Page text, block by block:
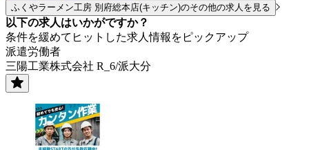
ふくやラーメン工房 別府総本店(キッチン)のその他の求人を見る
以下の求人はいかがですか？
条件を緩めてヒットした求人情報をピックアップ
派遣労働者
三陽工業株式会社 R_6/派大分